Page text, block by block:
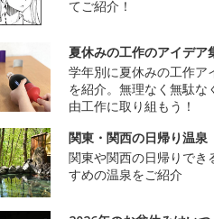
てご紹介！
夏休みの工作のアイデア
学年別に夏休みの工作ア
を紹介。無理なく無駄な
由工作に取り組もう！
関東・関西の日帰り温泉
関東や関西の日帰りでき
すめの温泉をご紹介